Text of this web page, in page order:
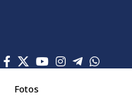
Fotos